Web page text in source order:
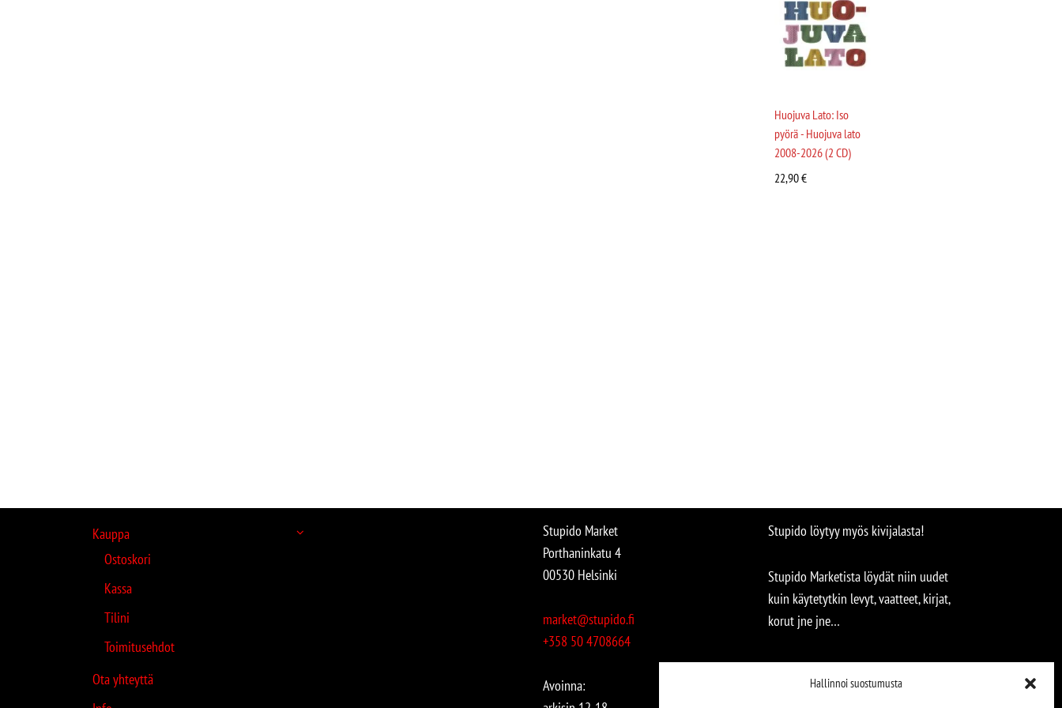
Hallinnoi suostumusta
Huojuva Lato: Iso
pyörä - Huojuva lato
2008-2026 (2 CD)
22,90€
Kauppa
Ostoskori
Kassa
Tilini
Toimitusehdot
Ota yhteyttä
Stupido Market
Porthaninkatu 4
00530 Helsinki
market@stupido.fi
+358 50 4708664
Avoinna:
Stupido löytyy myös kivijalasta!
Stupido Marketista löydät niin uudet
kuin käytetytkin levyt, vaatteet, kirjat,
korut jne jne…